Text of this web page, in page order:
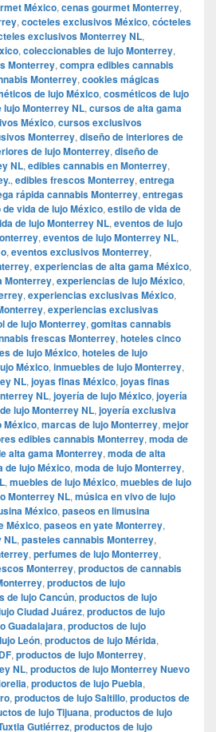
México, cenas gourmet Monterrey,
, cocteles exclusivos México, cócteles
exclusivos Monterrey NL,
, coleccionables de lujo Monterrey,
Monterrey, compra edibles cannabis
Monterrey, cookies mágicas
de lujo México, cosméticos de lujo
Monterrey NL, cursos de alta gama
México, cursos exclusivos
Monterrey, diseño de interiores de
de lujo Monterrey, diseño de
NL, edibles cannabis en Monterrey,
, edibles frescos Monterrey, entrega
rápida cannabis Monterrey, entregas
vida de lujo México, estilo de vida de
de lujo Monterrey NL, eventos de lujo
, eventos de lujo Monterrey NL,
, eventos exclusivos Monterrey,
, experiencias de alta gama México,
Monterrey, experiencias de lujo México,
, experiencias exclusivas México,
, experiencias exclusivas
de lujo Monterrey, gomitas cannabis
frescas Monterrey, hoteles cinco
de lujo México, hoteles de lujo
México, inmuebles de lujo Monterrey,
NL, joyas finas México, joyas finas
NL, joyería de lujo México, joyería
lujo Monterrey NL, joyería exclusiva
México, marcas de lujo Monterrey, mejor
edibles cannabis Monterrey, moda de
alta gama Monterrey, moda de alta
de lujo México, moda de lujo Monterrey,
, muebles de lujo México, muebles de lujo
Monterrey NL, música en vivo de lujo
México, paseos en limusina
México, paseos en yate Monterrey,
NL, pasteles cannabis Monterrey,
, perfumes de lujo Monterrey,
Monterrey, productos de cannabis
, productos de lujo
de lujo Cancún, productos de lujo
Ciudad Juárez, productos de lujo
Guadalajara, productos de lujo
León, productos de lujo Mérida,
, productos de lujo Monterrey,
NL, productos de lujo Monterrey Nuevo
, productos de lujo Puebla,
, productos de lujo Saltillo, productos de
de lujo Tijuana, productos de lujo
Gutiérrez, productos de lujo